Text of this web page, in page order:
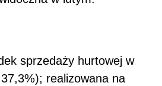
sprzedaży hurtowej w
realizowana na